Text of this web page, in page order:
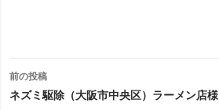
投
稿
前の投稿
ネズミ駆除（大阪市中央区）ラーメン店様